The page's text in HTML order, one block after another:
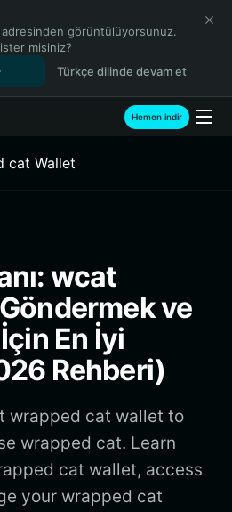
adresinden görüntülüyorsunuz.
misiniz?
Türkçe dilinde devam et
Hemen indir
cat Wallet
wcat
ve
En İyi
Rehberi)
wrapped cat wallet to
wrapped cat. Learn
cat wallet, access
your wrapped cat